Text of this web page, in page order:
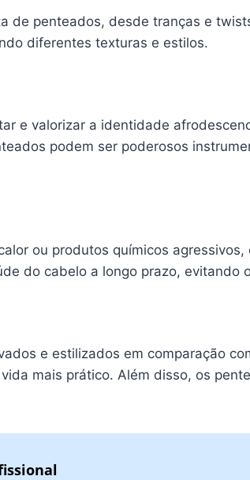
de penteados, desde tranças e
diferentes texturas e estilos.
e valorizar a identidade
podem ser poderosos
ou produtos químicos
do cabelo a longo prazo, evitando
e estilizados em comparação
mais prático. Além disso, os